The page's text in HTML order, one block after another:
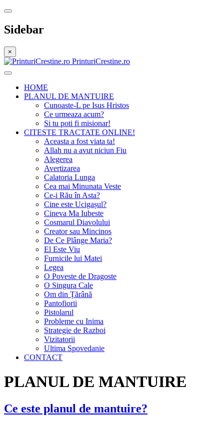
Sidebar
×
PrinturiCrestine.ro
HOME
PLANUL DE MANTUIRE
Cunoaste-L pe Isus Hristos
Ce urmeaza acum?
Si tu poti fi misionar!
CITESTE TRACTATE ONLINE!
Aceasta a fost viata ta!
Allah nu a avut niciun Fiu
Alegerea
Avertizarea
Calatoria Lunga
Cea mai Minunata Veste
Ce-i Rău în Asta?
Cine este Ucigașul?
Cineva Ma Iubeste
Cosmarul Diavolului
Creator sau Mincinos
De Ce Plânge Maria?
El Este Viu
Furnicile lui Matei
Legea
O Poveste de Dragoste
O Singura Cale
Om din Țărână
Pantofiorii
Pistolarul
Probleme cu Inima
Strategie de Razboi
Vizitatorii
Ultima Spovedanie
CONTACT
PLANUL DE MANTUIRE
Ce este planul de mantuire?